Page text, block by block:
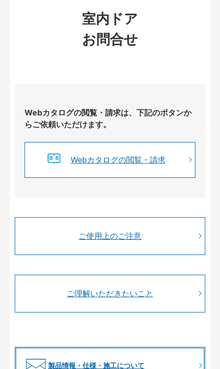
室内ドア
お問合せ
Webカタログの閲覧・請求は、下記のボタンか
らご依頼いただけます。
Webカタログの閲覧・請求
ご使用上のご注意
ご理解いただきたいこと
製品情報・仕様・施工について